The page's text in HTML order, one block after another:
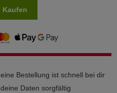
Kaufen
Bestellung ist schnell bei dir
Daten sorgfältig